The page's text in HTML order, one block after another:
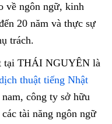
về ngôn ngữ, kinh
20 năm và thực sự
trách.
tại THÁI NGUYÊN là
thuật tiếng Nhật
công ty sở hữu
tài năng ngôn ngữ